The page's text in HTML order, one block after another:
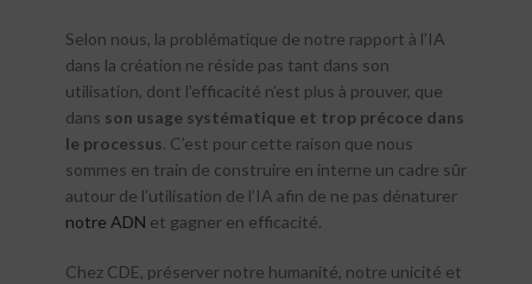
Selon nous, la problématique de notre rapport à l’IA
dans la création ne réside pas tant dans son
utilisation, dont l’efficacité n’est plus à prouver, que
dans son usage systématique et trop précoce dans
le processus. C’est pour cette raison que nous
sommes en train de construire en interne un cadre sûr
autour de l’utilisation de l’IA afin de ne pas dénaturer
notre ADN et gagner en efficacité.
Chez CDE, préserver notre humanité, notre unicité et